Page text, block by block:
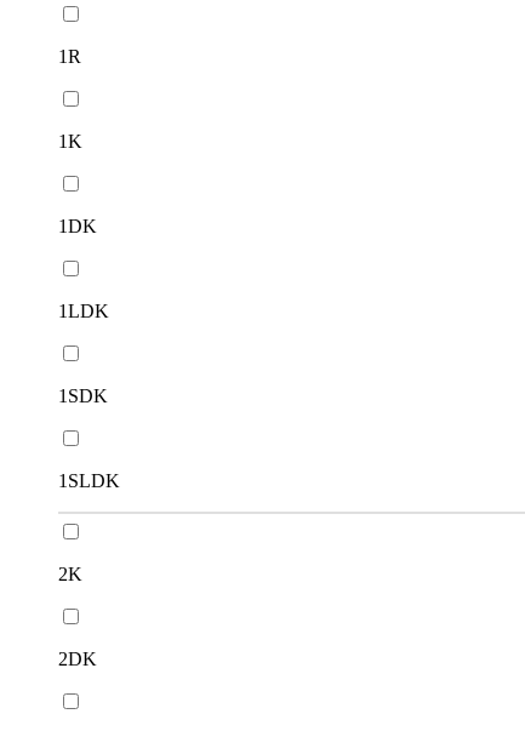
1R
1K
1DK
1LDK
1SDK
1SLDK
2K
2DK